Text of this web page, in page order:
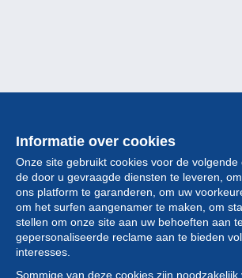
Informatie over cookies
Onze site gebruikt cookies voor de volgende
de door u gevraagde diensten te leveren,
ons platform te garanderen, om uw
om het surfen aangenamer te maken, om
stellen om onze site aan uw behoeften aan
gepersonaliseerde reclame aan te bieden
interesses.
Sommige van deze cookies zijn noodzakelijk
Collectie